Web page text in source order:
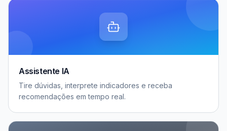
Assistente IA
Tire dúvidas, interprete indicadores e receba
recomendações em tempo real.